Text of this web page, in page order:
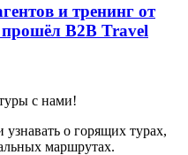
и тренинг от
B2B Travel
с нами!
о горящих турах,
маршрутах.